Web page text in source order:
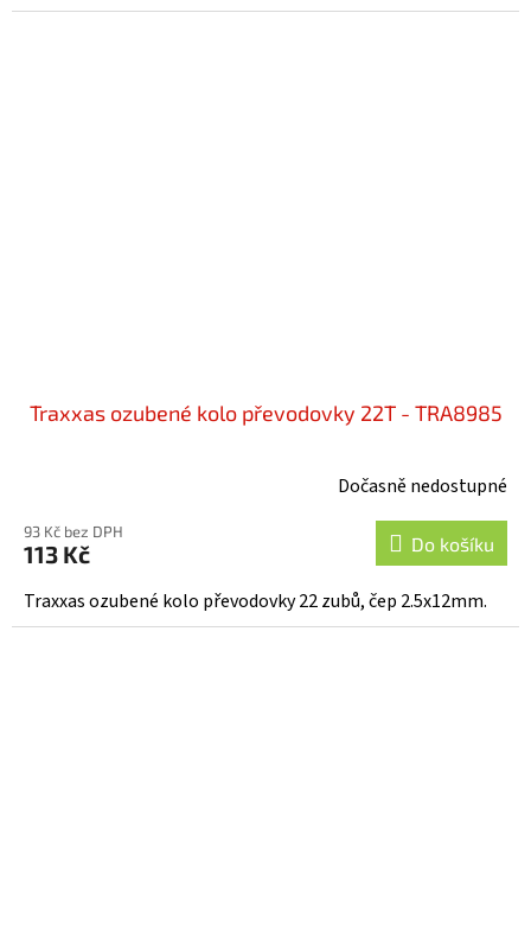
Traxxas ozubené kolo převodovky 22T - TRA8985
Dočasně nedostupné
93 Kč bez DPH
113 Kč Do košíku
Traxxas ozubené kolo převodovky 22 zubů, čep 2.5x12mm.